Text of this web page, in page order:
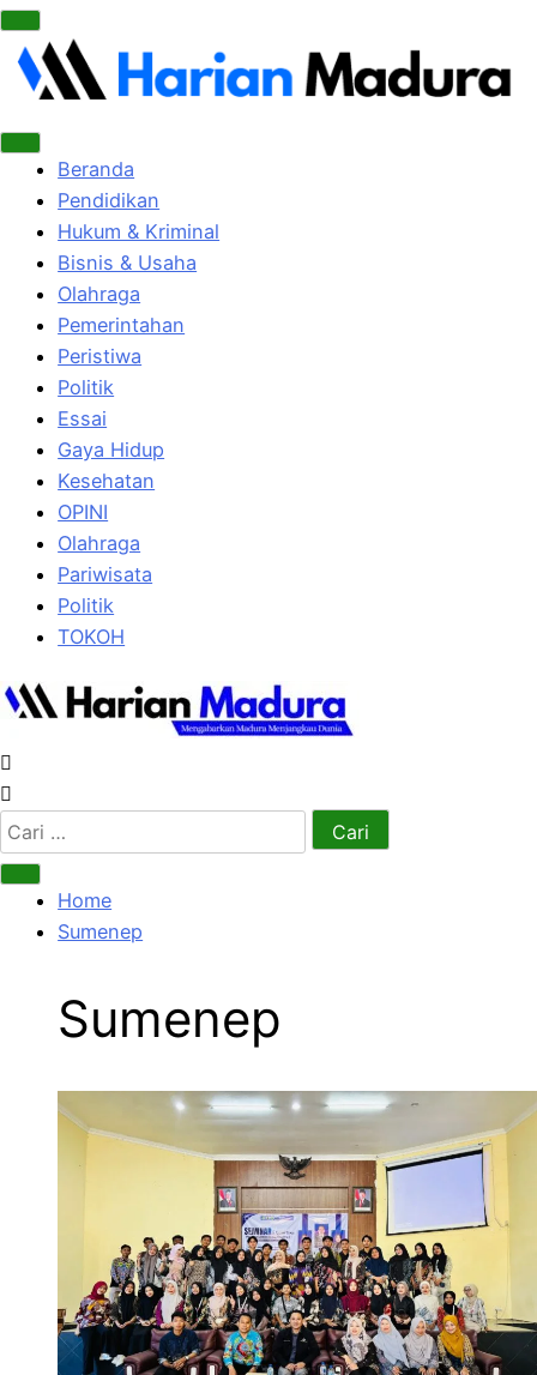
Beranda
Pendidikan
Hukum & Kriminal
Bisnis & Usaha
Olahraga
Pemerintahan
Peristiwa
Politik
Essai
Gaya Hidup
Kesehatan
OPINI
Olahraga
Pariwisata
Politik
TOKOH
Cari
untuk:
Home
Sumenep
Sumenep